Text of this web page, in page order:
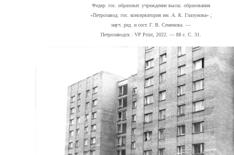
Федер. гос. образоват. учреждение высш. образования
«Петрозавод. гос. консерватория им. А. К. Глазунова» ;
науч. ред. и сост. Г. В. Семенова. —
Петрозаводск : VP Print, 2022. — 88 с. С. 31.